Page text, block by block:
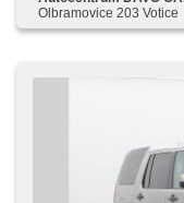
beheizte Spiegel,
Leuchte, zatmavená
Olbramovice 203 Votice